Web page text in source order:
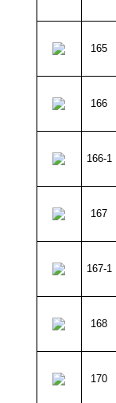
165
166
166-1
167
167-1
168
170